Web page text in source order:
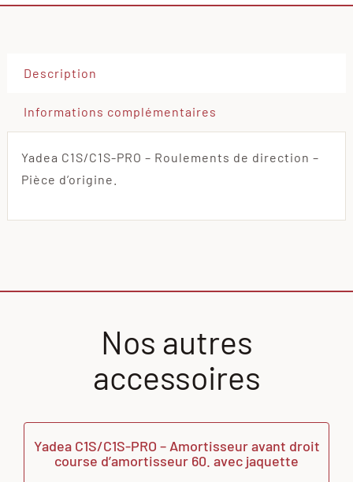
Description
Informations complémentaires
Yadea C1S/C1S-PRO – Roulements de direction –
Pièce d’origine.
Nos autres
accessoires
Yadea C1S/C1S-PRO – Amortisseur avant droit
course d’amortisseur 60. avec jaquette